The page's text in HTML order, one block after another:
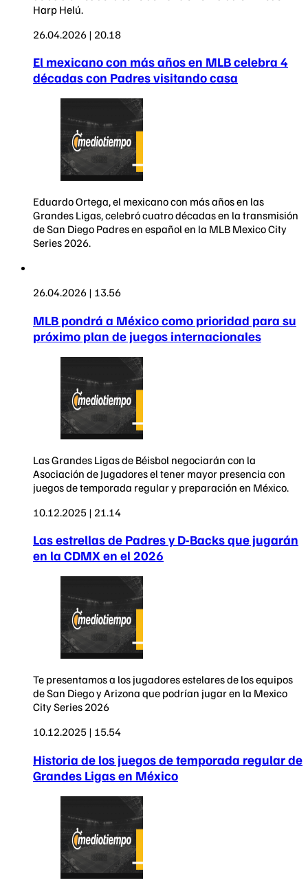
Harp Helú.
26.04.2026 | 20.18
El mexicano con más años en MLB celebra 4
décadas con Padres visitando casa
Eduardo Ortega, el mexicano con más años en las
Grandes Ligas, celebró cuatro décadas en la transmisión
de San Diego Padres en español en la MLB Mexico City
Series 2026.
26.04.2026 | 13.56
MLB pondrá a México como prioridad para su
próximo plan de juegos internacionales
Las Grandes Ligas de Béisbol negociarán con la
Asociación de Jugadores el tener mayor presencia con
juegos de temporada regular y preparación en México.
10.12.2025 | 21.14
Las estrellas de Padres y D-Backs que jugarán
en la CDMX en el 2026
Te presentamos a los jugadores estelares de los equipos
de San Diego y Arizona que podrían jugar en la Mexico
City Series 2026
10.12.2025 | 15.54
Historia de los juegos de temporada regular de
Grandes Ligas en México